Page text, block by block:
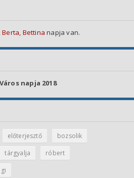
Berta, Bettina napja van.
napja 2018
előterjesztő
bozsolik
tárgyalja
róbert